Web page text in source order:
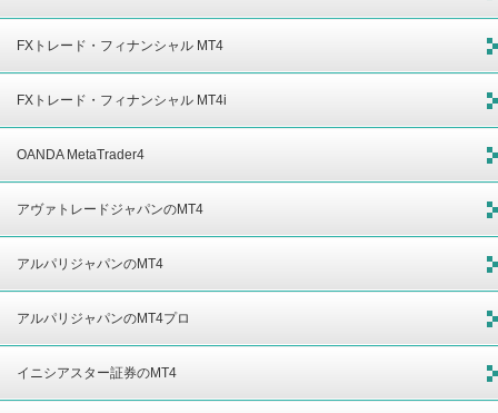
FXトレード・フィナンシャル MT4
FXトレード・フィナンシャル MT4i
OANDA MetaTrader4
アヴァトレードジャパンのMT4
アルパリジャパンのMT4
アルパリジャパンのMT4プロ
イニシアスター証券のMT4